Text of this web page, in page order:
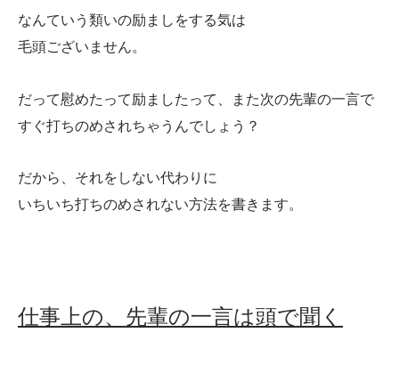
なんていう類いの励ましをする気は
毛頭ございません。
だって慰めたって励ましたって、また次の先輩の一言で
すぐ打ちのめされちゃうんでしょう？
だから、それをしない代わりに
いちいち打ちのめされない方法を書きます。
仕事上の、先輩の一言は頭で聞く